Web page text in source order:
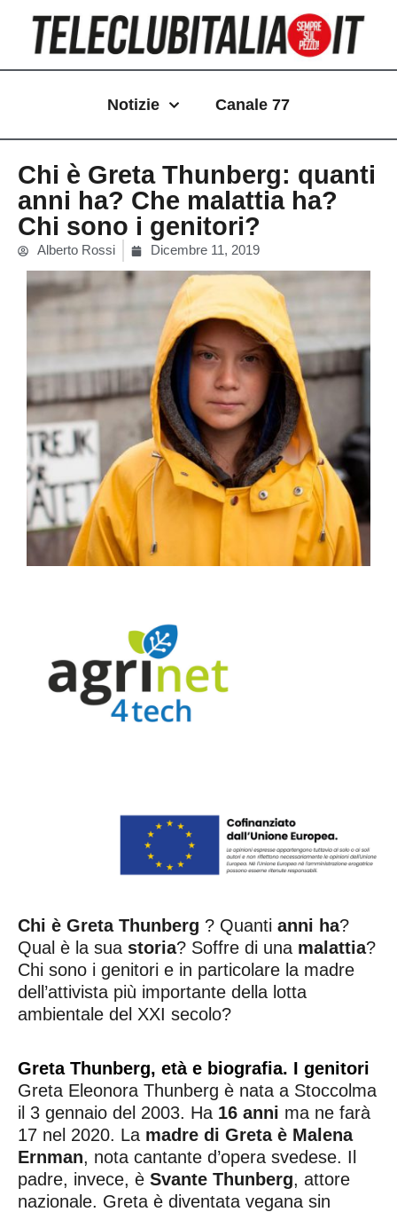
contenuto
Notizie Canale 77
Chi è Greta Thunberg: quanti
anni ha? Che malattia ha?
Chi sono i genitori?
Alberto Rossi Dicembre 11, 2019
Chi è Greta Thunberg ? Quanti anni ha?
Qual è la sua storia? Soffre di una malattia?
Chi sono i genitori e in particolare la madre
dell’attivista più importante della lotta
ambientale del XXI secolo?
Greta Thunberg, età e biografia. I genitori
Greta Eleonora Thunberg è nata a Stoccolma
il 3 gennaio del 2003. Ha 16 anni ma ne farà
17 nel 2020. La madre di Greta è Malena
Ernman, nota cantante d’opera svedese. Il
padre, invece, è Svante Thunberg, attore
nazionale. Greta è diventata vegana sin